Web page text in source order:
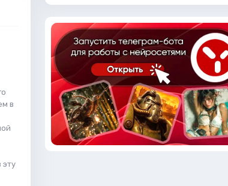
в
эту